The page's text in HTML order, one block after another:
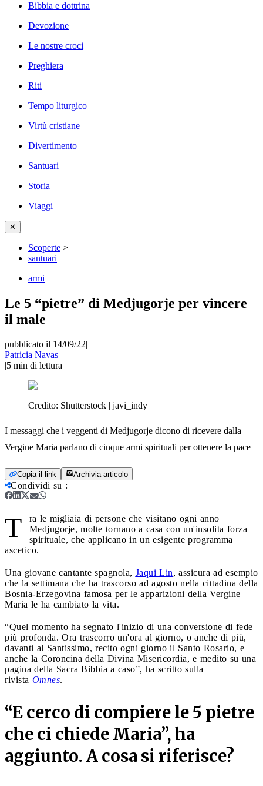
Bibbia e dottrina
Devozione
Le nostre croci
Preghiera
Riti
Tempo liturgico
Virtù cristiane
Divertimento
Santuari
Storia
Viaggi
✕
Scoperte >
santuari
armi
Le 5 “pietre” di Medjugorje per vincere
il male
pubblicato il 14/09/22|
Patricia Navas
|5 min di lettura
Credito: Shutterstock | javi_indy
I messaggi che i veggenti di Medjugorje dicono di ricevere dalla
Vergine Maria parlano di cinque armi spirituali per ottenere la pace
Copia il link Archivia articolo
Condividi su :
T
ra le migliaia di persone che visitano ogni anno
Medjugorje, molte tornano a casa con un'insolita forza
spirituale, che applicano in un esigente programma
ascetico.
Una giovane cantante spagnola, Jaqui Lin, assicura ad esempio
che la settimana che ha trascorso ad agosto nella cittadina della
Bosnia-Erzegovina famosa per le apparizioni della Vergine
Maria le ha cambiato la vita.
“Quel momento ha segnato l'inizio di una conversione di fede
più profonda. Ora trascorro un'ora al giorno, o anche di più,
davanti al Santissimo, recito ogni giorno il Santo Rosario, e
anche la Coroncina della Divina Misericordia, e medito su una
pagina della Sacra Bibbia a caso”, ha scritto sulla
rivista Omnes.
“E cerco di compiere le 5 pietre
che ci chiede Maria”, ha
aggiunto. A cosa si riferisce?